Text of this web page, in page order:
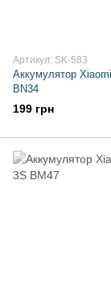
Артикул: SK-583
Аккумулятор
BN34
199 грн